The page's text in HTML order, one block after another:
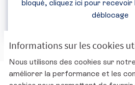
Informations sur les cookies
Nous utilisons des cookies sur
améliorer la performance et les
bloqué, cliquez ici pour
déblocage
Charte d'utilisation de la plateforme